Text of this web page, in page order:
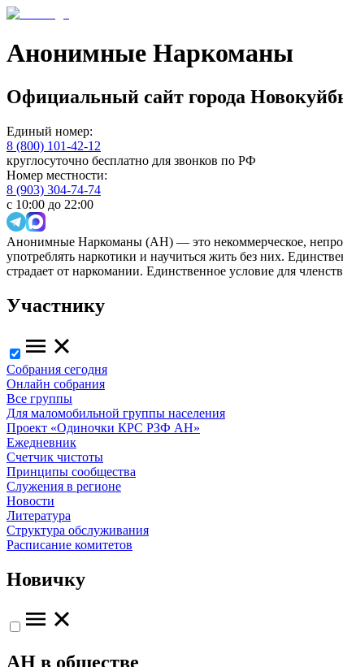
Анонимные Наркоманы
Официальный сайт города
Единый номер:
8 (800) 101-42-12
круглосуточно бесплатно для звонков по РФ
Номер местности:
8 (903) 304-74-74
с 10:00 до 22:00
Анонимные Наркоманы (АН) — это некоммерческое,
употреблять наркотики и научиться жить без них.
страдает от наркомании. Единственное условие для
Участнику
Собрания сегодня
Онлайн собрания
Все группы
Для маломобильной группы населения
Проект «Одиночки КРС РЗФ АН»
Ежедневник
Счетчик чистоты
Принципы сообщества
Служения в регионе
Новости
Литература
Структура обслуживания
Расписание комитетов
Новичку
АН в обществе